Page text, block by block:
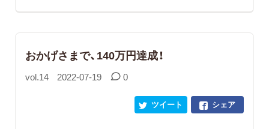
おかげさまで、140万円達成！
vol.14 2022-07-19 0
シェア
ツイート